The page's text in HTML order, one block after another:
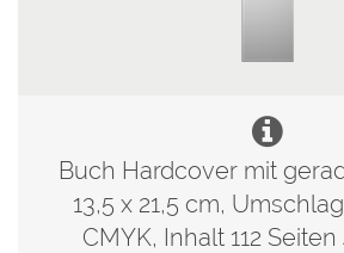
Buch Hardcover mit
13,5 x 21,5 cm,
CMYK, Inhalt 112